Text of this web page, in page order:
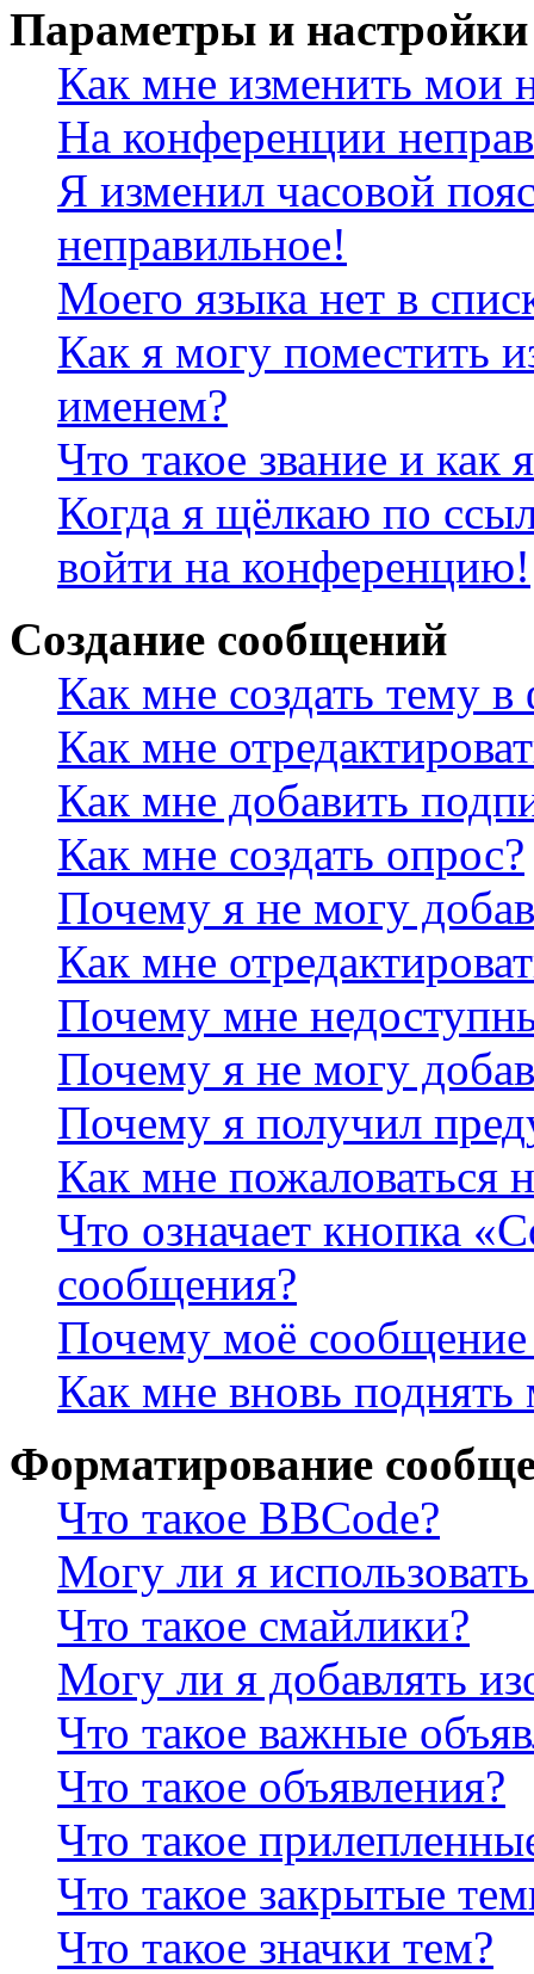
Параметры и настройки
Как мне изменить мои
На конференции
Я изменил часовой
неправильное!
Моего языка нет в
Как я могу поместить
именем?
Что такое звание и как
Когда я щёлкаю по
войти на конференцию!
Создание сообщений
Как мне создать тему
Как мне
Как мне добавить
Как мне создать опрос?
Почему я не могу
Как мне
Почему мне
Почему я не могу
Почему я получил
Как мне пожаловаться
Что означает кнопка
сообщения?
Почему моё сообщение
Как мне вновь
Форматирование
Что такое BBCode?
Могу ли я
Что такое смайлики?
Могу ли я добавлять
Что такое важные
Что такое объявления?
Что такое
Что такое закрытые
Что такое значки тем?